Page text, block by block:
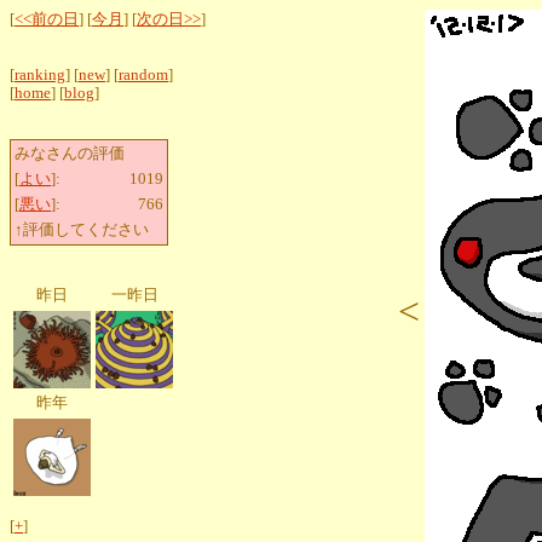
[<<前の日 ] [今月 ] [次の日>>]
[ranking] [new] [random]
[home] [blog]
みなさんの評価
[よい]:
1019
[悪い]:
766
↑評価してください
昨日 一昨日
昨年
[+]
<